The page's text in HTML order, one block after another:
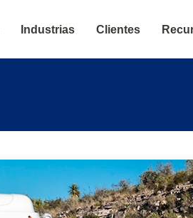
Industrias Clientes